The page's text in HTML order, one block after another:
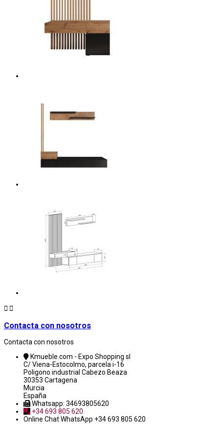
 
Contacta con nosotros
Contacta con nosotros
Kmueble.com - Expo Shopping sl
C/ Viena-Estocolmo, parcela i-16
Poligono industrial Cabezo Beaza
30353 Cartagena
Murcia
España
Whatsapp: 34693805620
+34 693 805 620
Online ChatWhatsApp +34 693 805 620